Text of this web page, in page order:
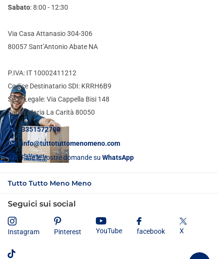
Sabato: 8:00 - 12:30
Via Casa Attanasio 304-306
80057 Sant’Antonio Abate NA
P.IVA: IT 10002411212
Codice Destinatario SDI: KRRH6B9
Sede Legale: Via Cappella Bisi 148
Santa Maria La Carità 80050
3351572708
info@tuttotuttomenomeno.com
Fate le vostre domande su WhatsApp
Tutto Tutto Meno Meno
Seguici sui social
Instagram Pinterest YouTube facebook X